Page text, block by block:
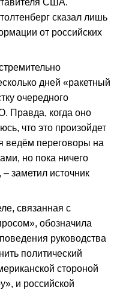
США.
сказал лишь
от российских
дней «ракетный
очередного
Правда, когда оно
что это произойдет
ведём переговоры на
но пока ничего
– заметил источник
связанная с
обозначила
руководства
политический
стороной
и российской